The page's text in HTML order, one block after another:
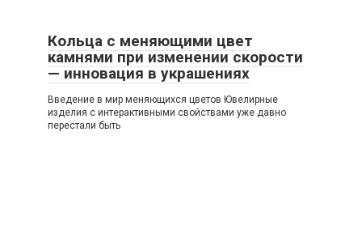
Кольца с меняющими цвет
камнями при изменении скорости
— инновация в украшениях
Введение в мир меняющихся цветов Ювелирные
изделия с интерактивными свойствами уже давно
перестали быть